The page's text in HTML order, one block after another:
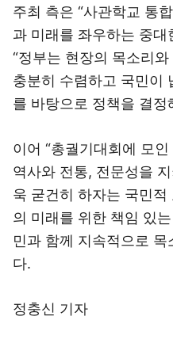
주최 측은 “사관학교 통
과 미래를 좌우하는 중대
“정부는 현장의 목소리
충분히 수렴하고 국민이
를 바탕으로 정책을 결정
이어 “총궐기대회에 모
역사와 전통, 전문성을
욱 굳건히 하자는 국민적
의 미래를 위한 책임 있
민과 함께 지속적으로 목
다.
정충신 기자